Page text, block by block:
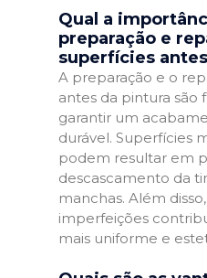
Qual a
preparação e
superfícies
A preparação e o
antes da pintura são
garantir um
durável. Superfícies
podem resultar em
descascamento da
manchas. Além
imperfeições
mais uniforme e